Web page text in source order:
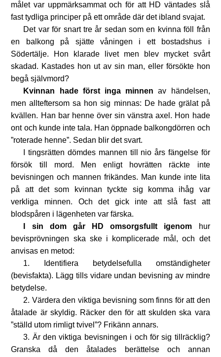
målet var uppmärksammat och för att HD väntades slå
fast tydliga principer på ett område där det ibland svajat.
Det var för snart tre år sedan som en kvinna föll från
en balkong på sjätte våningen i ett bostadshus i
Södertälje. Hon klarade livet men blev mycket svårt
skadad. Kastades hon ut av sin man, eller försökte hon
begå självmord?
Kvinnan hade först inga minnen av händelsen,
men allteftersom sa hon sig minnas: De hade grälat på
kvällen. Han bar henne över sin vänstra axel. Hon hade
ont och kunde inte tala. Han öppnade balkongdörren och
”roterade henne”. Sedan blir det svart.
I tingsrätten dömdes mannen till nio års fängelse för
försök till mord. Men enligt hovrätten räckte inte
bevisningen och mannen frikändes. Man kunde inte lita
på att det som kvinnan tyckte sig komma ihåg var
verkliga minnen. Och det gick inte att slå fast att
blodspåren i lägenheten var färska.
I sin dom går HD omsorgsfullt igenom hur
bevisprövningen ska ske i komplicerade mål, och det
anvisas en metod:
1. Identifiera betydelsefulla omständigheter
(bevisfakta). Lägg tills vidare undan bevisning av mindre
betydelse.
2. Värdera den viktiga bevisning som finns för att den
åtalade är skyldig. Räcker den för att skulden ska vara
”ställd utom rimligt tvivel”? Frikänn annars.
3. Är den viktiga bevisningen i och för sig tillräcklig?
Granska då den åtalades berättelse och annan